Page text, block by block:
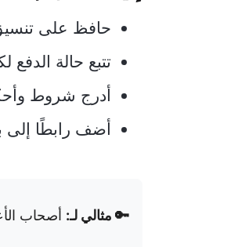
حافظ على
تتبع حالة الدفع
أدرج شروط
أضف رابطًا إلى
🔑 مثالي لـ: أصحاب